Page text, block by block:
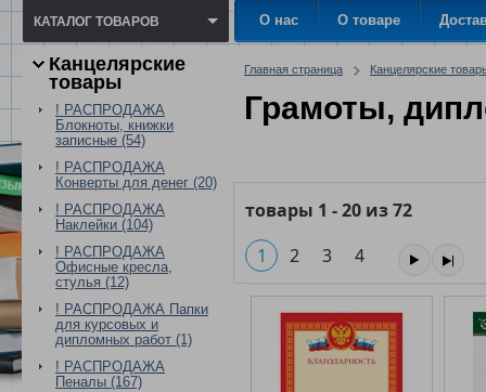
КАТАЛОГ ТОВАРОВ О нас О товаре
Канцелярские
товары
! РАСПРОДАЖА
Блокноты, книжки
записные (54)
! РАСПРОДАЖА
Конверты для денег (20)
! РАСПРОДАЖА
Наклейки (104)
! РАСПРОДАЖА
Офисные кресла,
стулья (12)
! РАСПРОДАЖА Папки
для курсовых и
дипломных работ (1)
! РАСПРОДАЖА
Пеналы (167)
Главная страница Канцелярские
Грамоты,
товары 1 -20 из72
1
2 3 4